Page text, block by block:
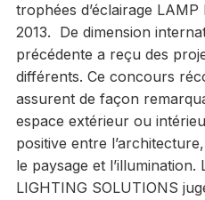
trophées d’éclairage
2013. De dimension
précédente a reçu des
différents. Ce concours
assurent de façon
espace extérieur ou
positive entre
le paysage et l’illumination.
LIGHTING SOLUTIONS